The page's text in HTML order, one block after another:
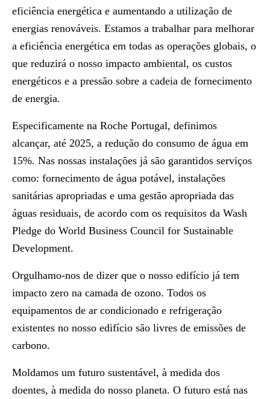
eficiência energética e aumentando a utilização de
energias renováveis. Estamos a trabalhar para melhorar
a eficiência energética em todas as operações globais, o
que reduzirá o nosso impacto ambiental, os custos
energéticos e a pressão sobre a cadeia de fornecimento
de energia.
Especificamente na Roche Portugal, definimos
alcançar, até 2025, a redução do consumo de água em
15%. Nas nossas instalações já são garantidos serviços
como: fornecimento de água potável, instalações
sanitárias apropriadas e uma gestão apropriada das
águas residuais, de acordo com os requisitos da Wash
Pledge do World Business Council for Sustainable
Development.
Orgulhamo-nos de dizer que o nosso edifício já tem
impacto zero na camada de ozono. Todos os
equipamentos de ar condicionado e refrigeração
existentes no nosso edifício são livres de emissões de
carbono.
Moldamos um futuro sustentável, à medida dos
doentes, à medida do nosso planeta. O futuro está nas